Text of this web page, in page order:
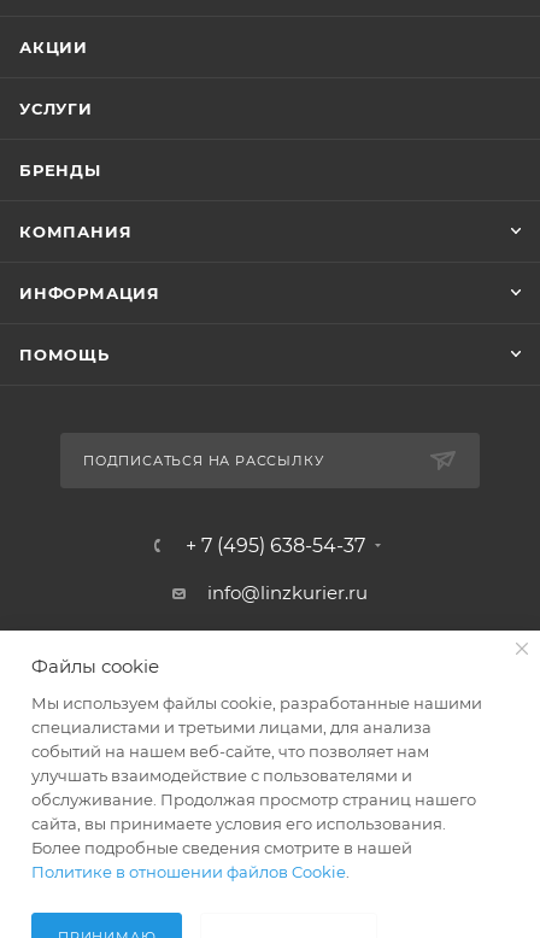
АКЦИИ
УСЛУГИ
БРЕНДЫ
КОМПАНИЯ
ИНФОРМАЦИЯ
ПОМОЩЬ
ПОДПИСАТЬСЯ НА РАССЫЛКУ
+ 7 (495) 638-54-37
info@linzkurier.ru
2008 - 2026 © Интернет магазин Линз Курьер
Файлы cookie
Мы используем файлы cookie, разработанные нашими
специалистами и третьими лицами, для анализа
событий на нашем веб-сайте, что позволяет нам
улучшать взаимодействие с пользователями и
обслуживание. Продолжая просмотр страниц нашего
сайта, вы принимаете условия его использования.
Более подробные сведения смотрите в нашей
Политике в отношении файлов Cookie